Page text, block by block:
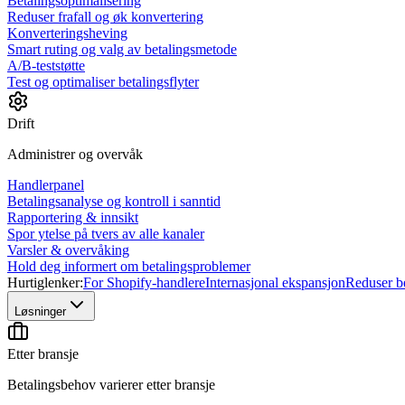
Reduser frafall og øk konvertering
Konverteringsheving
Smart ruting og valg av betalingsmetode
A/B-teststøtte
Test og optimaliser betalingsflyter
Drift
Administrer og overvåk
Handlerpanel
Betalingsanalyse og kontroll i sanntid
Rapportering & innsikt
Spor ytelse på tvers av alle kanaler
Varsler & overvåking
Hold deg informert om betalingsproblemer
Hurtiglenker:For Shopify-handlereInternasjonal ekspansjonReduser
Løsninger
Etter bransje
Betalingsbehov varierer etter bransje